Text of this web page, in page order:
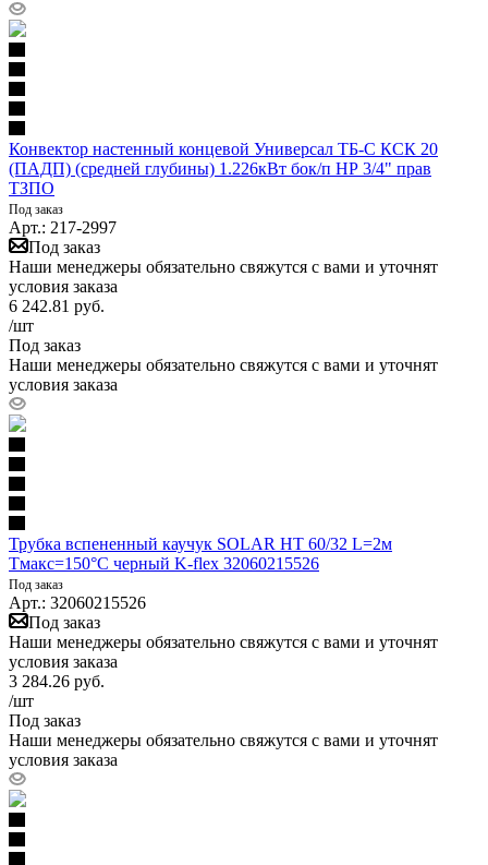
Конвектор настенный концевой Универсал ТБ-С КСК 20
(ПАДП) (средней глубины) 1.226кВт бок/п НР 3/4" прав
ТЗПО
Под заказ
Арт.: 217-2997
Под заказ
Наши менеджеры обязательно свяжутся с вами и уточнят
условия заказа
6 242.81 руб.
/шт
Под заказ
Наши менеджеры обязательно свяжутся с вами и уточнят
условия заказа
Трубка вспененный каучук SOLAR HT 60/32 L=2м
Тмакс=150°C черный K-flex 32060215526
Под заказ
Арт.: 32060215526
Под заказ
Наши менеджеры обязательно свяжутся с вами и уточнят
условия заказа
3 284.26 руб.
/шт
Под заказ
Наши менеджеры обязательно свяжутся с вами и уточнят
условия заказа